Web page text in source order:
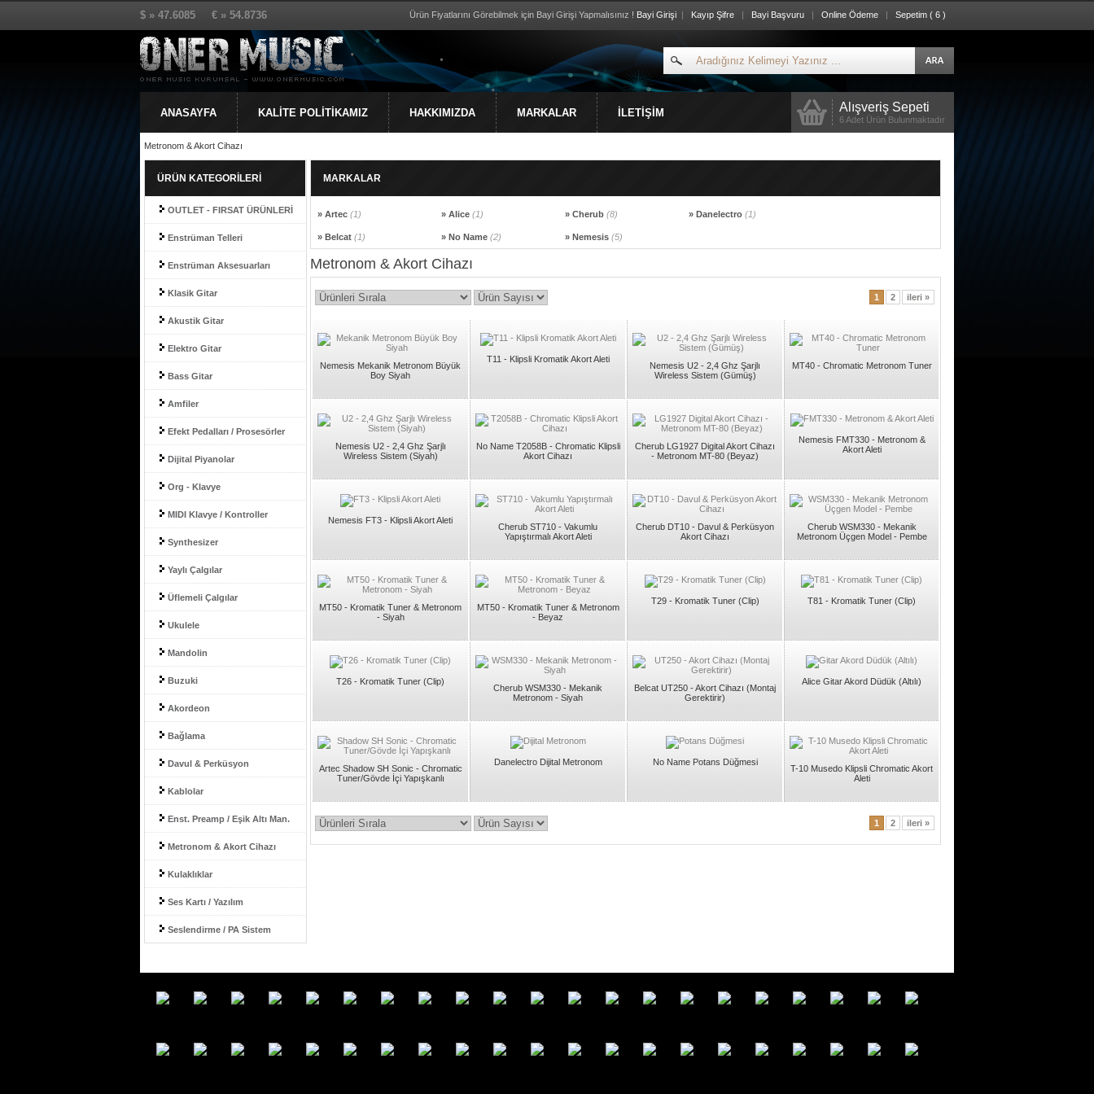
$ » 47.6085 € » 54.8736 Ürün Fiyatlarını Görebilmek için Bayi Girişi Yapmalısınız ! Bayi Girişi | Kayıp Şifre | Bayi Başvuru | Online Ödeme | Sepetim ( 6 )
ANASAYFA KALİTE POLİTİKAMIZ HAKKIMIZDA MARKALAR İLETİŞİM Alışveriş Sepeti
6 Adet Ürün Bulunmaktadır
Metronom & Akort Cihazı
ÜRÜN KATEGORİLERİ
OUTLET - FIRSAT ÜRÜNLERİ
Enstrüman Telleri
Enstrüman Aksesuarları
Klasik Gitar
Akustik Gitar
Elektro Gitar
Bass Gitar
Amfiler
Efekt Pedalları / Prosesörler
Dijital Piyanolar
Org - Klavye
MIDI Klavye / Kontroller
Synthesizer
Yaylı Çalgılar
Üflemeli Çalgılar
Ukulele
Mandolin
Buzuki
Akordeon
Bağlama
Davul & Perküsyon
Kablolar
Enst. Preamp / Eşik Altı Man.
Metronom & Akort Cihazı
Kulaklıklar
Ses Kartı / Yazılım
Seslendirme / PA Sistem
MARKALAR
» Artec (1) » Alice (1) » Cherub (8) » Danelectro (1)
» Belcat (1) » No Name (2) » Nemesis (5)
Metronom & Akort Cihazı
1 2 ileri »
Nemesis Mekanik Metronom Büyük
Boy Siyah
T11 - Klipsli Kromatik Akort Aleti
Nemesis U2 - 2,4 Ghz Şarjlı
Wireless Sistem (Gümüş)
MT40 - Chromatic Metronom Tuner
Nemesis U2 - 2,4 Ghz Şarjlı
Wireless Sistem (Siyah)
No Name T2058B - Chromatic Klipsli
Akort Cihazı
Cherub LG1927 Digital Akort Cihazı
- Metronom MT-80 (Beyaz)
Nemesis FMT330 - Metronom &
Akort Aleti
Nemesis FT3 - Klipsli Akort Aleti
Cherub ST710 - Vakumlu
Yapıştırmalı Akort Aleti
Cherub DT10 - Davul & Perküsyon
Akort Cihazı
Cherub WSM330 - Mekanik
Metronom Üçgen Model - Pembe
MT50 - Kromatik Tuner & Metronom
- Siyah
MT50 - Kromatik Tuner & Metronom
- Beyaz
T29 - Kromatik Tuner (Clip) T81 - Kromatik Tuner (Clip)
T26 - Kromatik Tuner (Clip)
Cherub WSM330 - Mekanik
Metronom - Siyah
Belcat UT250 - Akort Cihazı (Montaj
Gerektirir)
Alice Gitar Akord Düdük (Altılı)
Artec Shadow SH Sonic - Chromatic
Tuner/Gövde İçi Yapışkanlı
Danelectro Dijital Metronom No Name Potans Düğmesi
T-10 Musedo Klipsli Chromatic Akort
Aleti
1 2 ileri »